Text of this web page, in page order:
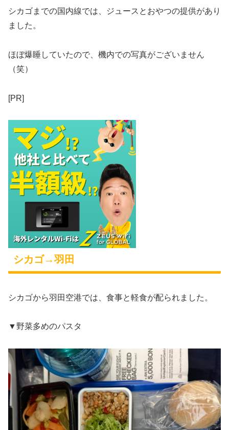
シカゴまでの国内線では、ジュースとおやつの提供があり
ました。
ほぼ爆睡していたので、機内での写真がございません
（笑）
[PR]
シカゴ→羽田
シカゴから羽田空港では、食事と軽食が配られました。
▼野菜多めのパスタ